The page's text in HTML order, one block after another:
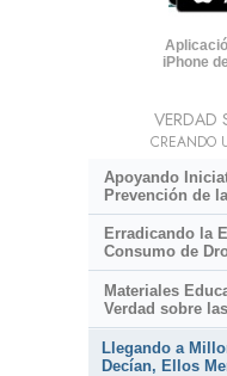
iPhone
VERDAD
CREANDO
Apoyando
Prevención de
Erradicando la
Consumo de
Materiales
Verdad sobre
Llegando a
Decían, Ellos